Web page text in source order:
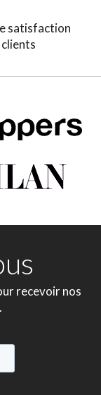
satisfaction
clients
recevoir nos